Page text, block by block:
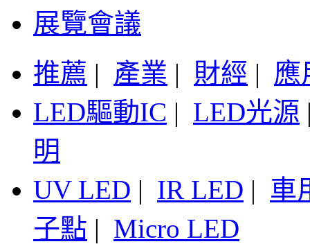
展覽會議
推薦 | 產業 | 財經 | 應
LED驅動IC | LED光源
明
UV LED | IR LED | 車
子點 | Micro LED